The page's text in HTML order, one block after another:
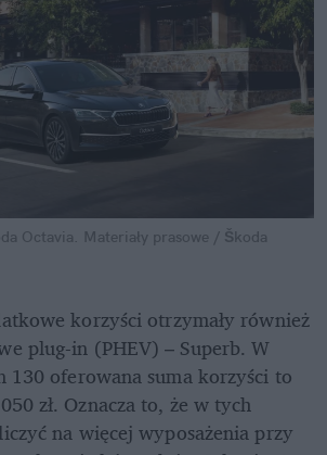
Octavia. Materiały prasowe / Škoda
korzyści otrzymały również
plug-in (PHEV) – Superb. W
oferowana suma korzyści to
zł. Oznacza to, że w tych
na więcej wyposażenia przy